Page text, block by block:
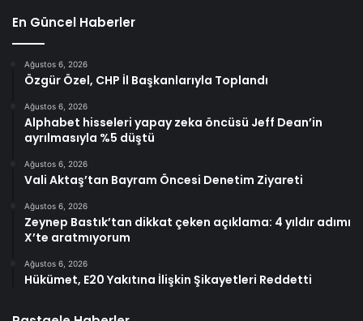
En Güncel Haberler
Ağustos 6, 2026
Özgür Özel, CHP İl Başkanlarıyla Toplandı
Ağustos 6, 2026
Alphabet hisseleri yapay zeka öncüsü Jeff Dean’in
ayrılmasıyla %5 düştü
Ağustos 6, 2026
Vali Aktaş’tan Bayram Öncesi Denetim Ziyareti
Ağustos 6, 2026
Zeynep Bastık’tan dikkat çeken açıklama: 4 yıldır adımı
X’te aratmıyorum
Ağustos 6, 2026
Hükümet, E20 Yakıtına İlişkin Şikayetleri Reddetti